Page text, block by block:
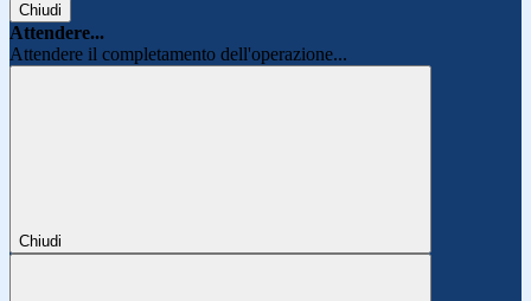
Chiudi
Attendere...
Attendere il completamento dell'operazione...
Chiudi